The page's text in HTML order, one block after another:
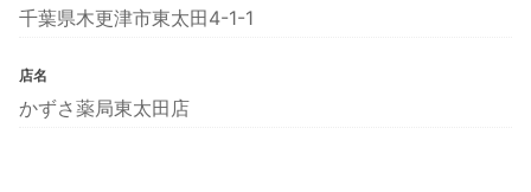
千葉県木更津市東太田4-1-1
店名
かずさ薬局東太田店